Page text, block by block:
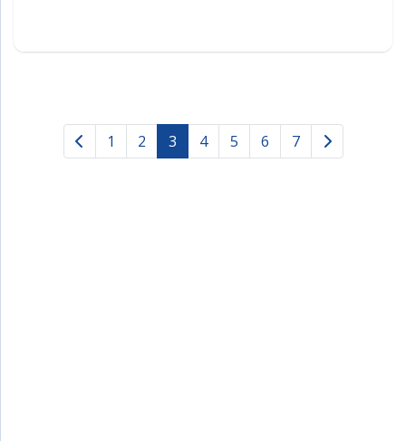
1 2
3
(current)
4 5 6 7